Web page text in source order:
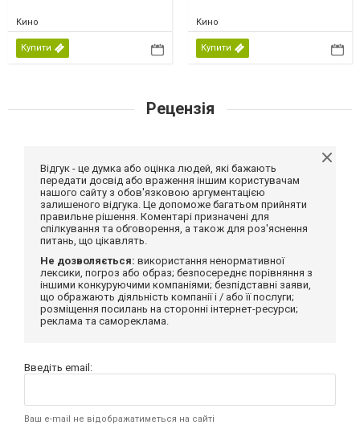
Кино
Купити
Кино
Купити
Рецензія
Відгук - це думка або оцінка людей, які бажають
передати досвід або враження іншим користувачам
нашого сайту з обов'язковою аргументацією
залишеного відгука. Це допоможе багатьом прийняти
правильне рішення. Коментарі призначені для
спілкування та обговорення, а також для роз'яснення
питань, що цікавлять.
Не дозволяється: використання ненормативної
лексики, погроз або образ; безпосереднє порівняння з
іншими конкуруючими компаніями; безпідставні заяви,
що ображають діяльність компанії і / або її послуги;
розміщення посилань на сторонні інтернет-ресурси;
реклама та самореклама.
Введіть email:
Ваш e-mail не відображатиметься на сайті